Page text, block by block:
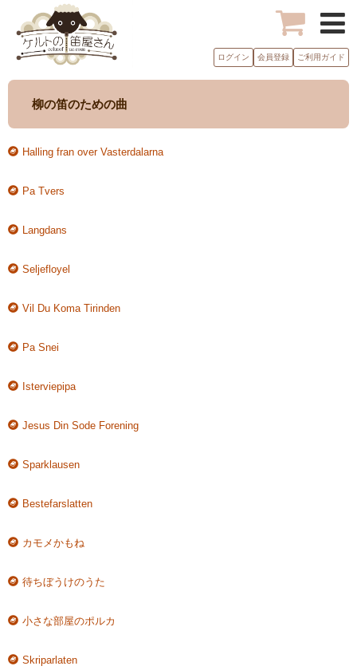
ログイン 会員登録 ご利用ガイド
柳の笛のための曲
Halling fran over Vasterdalarna
Pa Tvers
Langdans
Seljefloyel
Vil Du Koma Tirinden
Pa Snei
Isterviepipa
Jesus Din Sode Forening
Sparklausen
Bestefarslatten
カモメかもね
待ちぼうけのうた
小さな部屋のポルカ
Skriparlaten